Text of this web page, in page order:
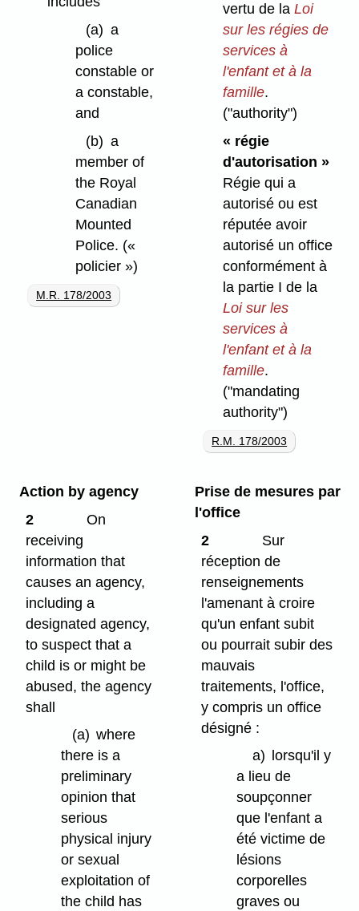
(a) a
police
constable or
a constable,
and
(b) a
member of
the Royal
Canadian
Mounted
Police. («
policier »)
M.R. 178/2003
vertu de la Loi
sur les régies de
services à
l'enfant et à la
famille.
("authority")
« régie
d'autorisation »
Régie qui a
autorisé ou est
réputée avoir
autorisé un office
conformément à
la partie I de la
Loi sur les
services à
l'enfant et à la
famille.
("mandating
authority")
R.M. 178/2003
Action by agency
2
On
receiving
information that
causes an agency,
including a
designated agency,
to suspect that a
child is or might be
abused, the agency
shall
(a) where
there is a
preliminary
opinion that
serious
physical injury
or sexual
exploitation of
the child has
Prise de mesures par
l'office
2
Sur
réception de
renseignements
l'amenant à croire
qu'un enfant subit
ou pourrait subir des
mauvais
traitements, l'office,
y compris un office
désigné :
a)
lorsqu'il y
a lieu de
soupçonner
que l'enfant a
été victime de
lésions
corporelles
graves ou